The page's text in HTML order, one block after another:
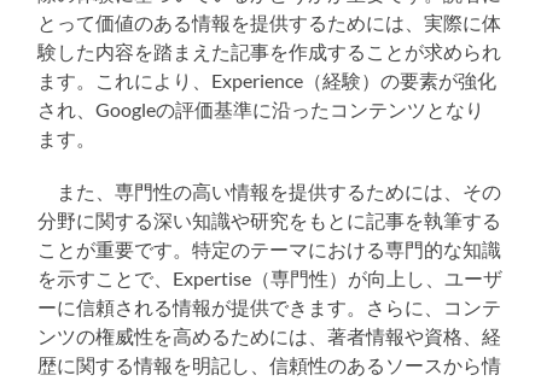
とって価値のある情報を提供するためには、実際に体
験した内容を踏まえた記事を作成することが求められ
ます。これにより、Experience（経験）の要素が強化
され、Googleの評価基準に沿ったコンテンツとなり
ます。
また、専門性の高い情報を提供するためには、その
分野に関する深い知識や研究をもとに記事を執筆する
ことが重要です。特定のテーマにおける専門的な知識
を示すことで、Expertise（専門性）が向上し、ユーザ
ーに信頼される情報が提供できます。さらに、コンテ
ンツの権威性を高めるためには、著者情報や資格、経
歴に関する情報を明記し、信頼性のあるソースから情